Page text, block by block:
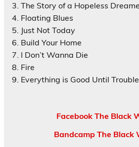
3. The Story of a Hopeless
4. Floating Blues
5. Just Not Today
6. Build Your Home
7. I Don’t Wanna Die
8. Fire
9. Everything is Good Until
Facebook The Black
Bandcamp The Black